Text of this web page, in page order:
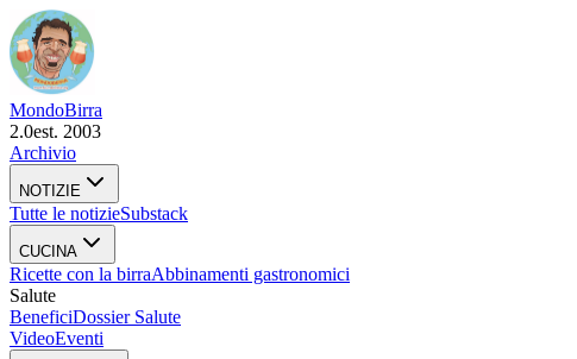
MondoBirra
2.0est. 2003
Archivio
NOTIZIE
Tutte le notizieSubstack
CUCINA
Ricette con la birraAbbinamenti gastronomici
Salute
BeneficiDossier Salute
VideoEventi